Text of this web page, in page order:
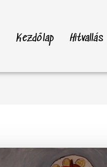
Kezdőlap Hitvallás